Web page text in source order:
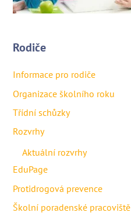
Rodiče
Informace pro rodiče
Organizace školního roku
Třídní schůzky
Rozvrhy
Aktuální rozvrhy
EduPage
Protidrogová prevence
Školní poradenské pracoviště